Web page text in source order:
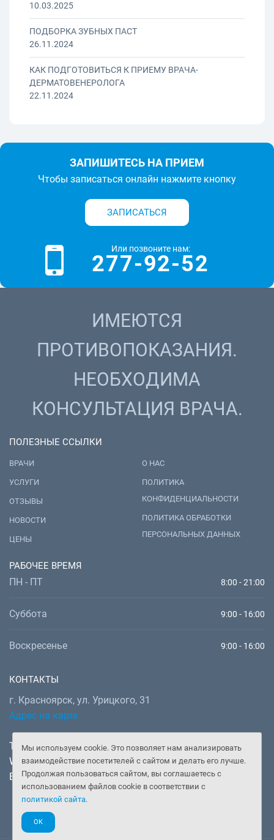
10.03.2025
ПОДБОРКА ЗУБНЫХ ПАСТ
26.11.2024
КАК ПОДГОТОВИТЬСЯ К ПРИЕМУ ВРАЧА-
ДЕРМАТОВЕНЕРОЛОГА
22.11.2024
ЗАПИШИТЕСЬ НА ПРИЕМ
Чтобы записаться онлайн нажмите кнопку
ЗАПИСАТЬСЯ
Или позвоните нам:
277-92-52
Мы используем cookie. Это позволяет нам анализировать
взаимодействие посетителей с сайтом и делать его лучше.
Продолжая пользоваться сайтом, вы соглашаетесь с
использованием файлов cookie в соответствии с
политикой сайта.
OK
ИМЕЮТСЯ
ПРОТИВОПОКАЗАНИЯ.
НЕОБХОДИМА
КОНСУЛЬТАЦИЯ ВРАЧА.
ПОЛЕЗНЫЕ ССЫЛКИ
ВРАЧИ
УСЛУГИ
ОТЗЫВЫ
НОВОСТИ
ЦЕНЫ
О НАС
ПОЛИТИКА
КОНФИДЕНЦИАЛЬНОСТИ
ПОЛИТИКА ОБРАБОТКИ
ПЕРСОНАЛЬНЫХ ДАННЫХ
РАБОЧЕЕ ВРЕМЯ
ПН - ПТ 8:00 - 21:00
Суббота 9:00 - 16:00
Воскресенье 9:00 - 16:00
КОНТАКТЫ
г. Красноярск, ул. Урицкого, 31
Адрес на карте
Телефон: +7 (391) 277-92-52
WhatsApp, Telegram:+7 (902) 982-02-14
Email: doctor@gooddoctor.ru